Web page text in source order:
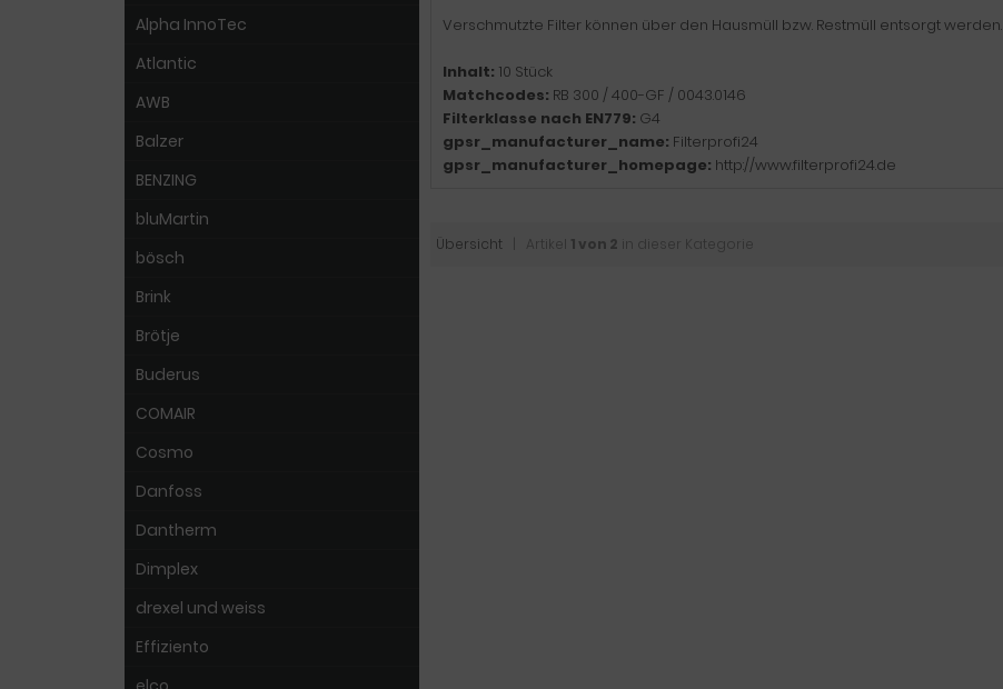
Verschmutzte Filter können über den Hausmüll bzw. Restmüll entsorgt werden.
Inhalt: 10 Stück
Matchcodes: RB 300 / 400-GF / 0043.0146
Filterklasse nach EN779: G4
gpsr_manufacturer_name: Filterprofi24
gpsr_manufacturer_homepage: http://www.filterprofi24.de
Übersicht | Artikel 1 von 2 in dieser Kategorie
Alpha InnoTec
Atlantic
AWB
Balzer
BENZING
bluMartin
bösch
Brink
Brötje
Buderus
COMAIR
Cosmo
Danfoss
Dantherm
Dimplex
drexel und weiss
Effiziento